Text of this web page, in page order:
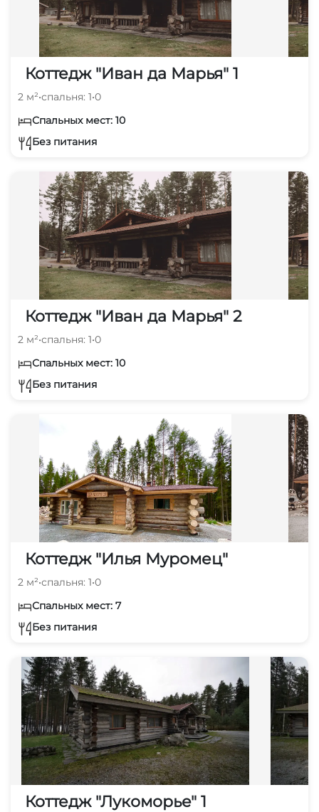
Коттедж "Иван да Марья" 1
2 м²•спальня: 1•0
Спальных мест: 10
Без питания
Коттедж "Иван да Марья" 2
2 м²•спальня: 1•0
Спальных мест: 10
Без питания
Коттедж "Илья Муромец"
2 м²•спальня: 1•0
Спальных мест: 7
Без питания
Коттедж "Лукоморье" 1